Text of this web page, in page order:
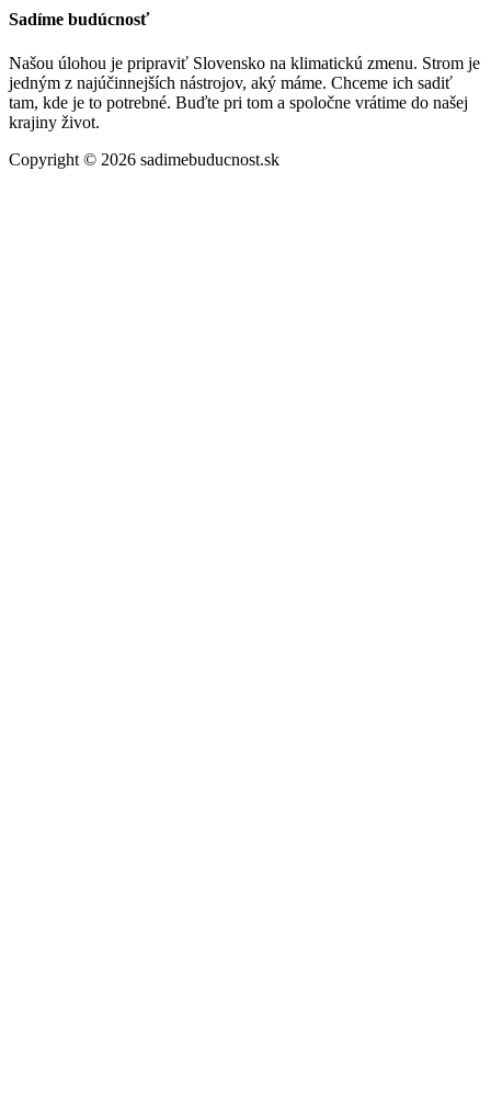
Sadíme budúcnosť
Našou úlohou je pripraviť Slovensko na klimatickú zmenu. Strom je
jedným z najúčinnejších nástrojov, aký máme. Chceme ich sadiť
tam, kde je to potrebné. Buďte pri tom a spoločne vrátime do našej
krajiny život.
Copyright © 2026 sadimebuducnost.sk